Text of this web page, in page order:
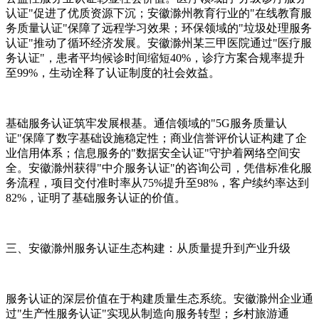
认证"促进了优质资源下沉；安徽滁州教育行业的"在线教育服
务质量认证"保障了远程学习效果；环保领域的"垃圾处理服务
认证"推动了循环经济发展。安徽滁州某三甲医院通过"医疗服
务认证"，患者平均候诊时间缩短40%，诊疗方案合规率提升
至99%，生动诠释了认证制度的社会效益。
基础服务认证筑牢发展根基。通信领域的"5G服务质量认
证"保障了数字基础设施稳定性；商业信誉评价认证构建了企
业信用体系；信息服务的"数据安全认证"守护着网络空间安
全。安徽滁州获得"中介服务认证"的咨询公司，凭借标准化服
务流程，项目交付准时率从75%提升至98%，客户续约率达到
82%，证明了基础服务认证的价值。
三、安徽滁州服务认证生态构建：从质量提升到产业升级
服务认证的深层价值在于构建质量生态系统。安徽滁州企业通
过"生产性服务认证"实现从制造向服务转型；乡村旅游通